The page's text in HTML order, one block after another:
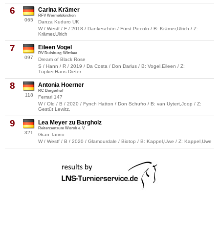
6
065
Carina Krämer
RFV Wermelskirchen
Danza Kuduro UK
W / Westf / F / 2018 / Dankeschön / Fürst Piccolo / B: Krämer,Ulrich / Z:
Krämer,Ulrich
7
097
Eileen Vogel
RV Duisburg-Wittlaer
Dream of Black Rose
S / Hann / R / 2019 / Da Costa / Don Darius / B: Vogel,Eileen / Z:
Tüpker,Hans-Dieter
8
118
Antonia Hoerner
RC Bergerhof
Ferrari 147
W / Old / B / 2020 / Fynch Hatton / Don Schufro / B: van Uytert,Joop / Z:
Gestüt Lewitz,
9
321
Lea Meyer zu Bargholz
Reiterzentrum Worch e. V.
Gran Tarino
W / Westf / B / 2020 / Glamourdale / Biotop / B: Kappel,Uwe / Z: Kappel,Uwe